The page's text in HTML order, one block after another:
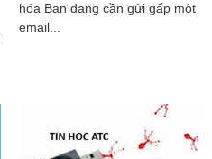
hóa Bạn đang cần gửi gấp một
email...